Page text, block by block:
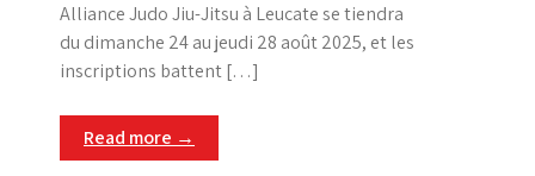
Alliance Judo Jiu-Jitsu à Leucate se tiendra
du dimanche 24 au jeudi 28 août 2025, et les
inscriptions battent […]
Read more →